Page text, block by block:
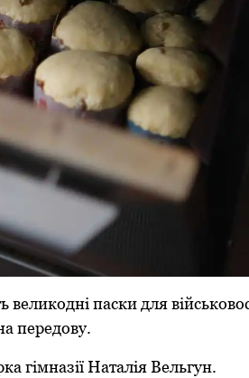
паски для
передову.
гімназії Наталія Вельгун.